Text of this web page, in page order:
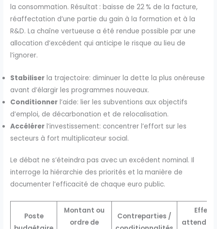
la consommation. Résultat : baisse de 22 % de la facture,
réaffectation d’une partie du gain à la formation et à la
R&D. La chaîne vertueuse a été rendue possible par une
allocation d’excédent qui anticipe le risque au lieu de
l’ignorer.
Stabiliser la trajectoire: diminuer la dette la plus onéreuse
avant d’élargir les programmes nouveaux.
Conditionner l’aide: lier les subventions aux objectifs
d’emploi, de décarbonation et de relocalisation.
Accélérer l’investissement: concentrer l’effort sur les
secteurs à fort multiplicateur social.
Le débat ne s’éteindra pas avec un excédent nominal. Il
interroge la hiérarchie des priorités et la manière de
documenter l’efficacité de chaque euro public.
Poste
Montant ou
ordre de
Contreparties /
Effets
attendus